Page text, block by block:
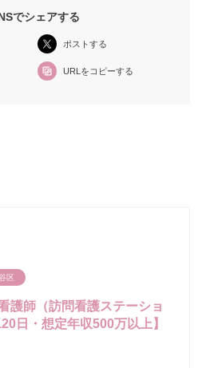
でシェアする
ポストする
URLをコピーする
区
師（訪問看護ステーショ
日・想定年収500万以上】